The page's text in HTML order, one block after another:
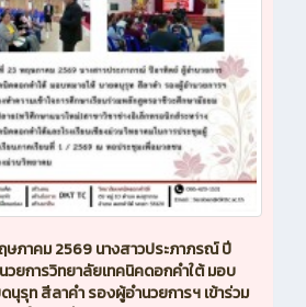
ษภาคม 2569 นางสาวประภาภรณ์ ปี
วยการวิทยาลัยเทคนิคดอกคำใต้ มอบ
นุรุท สีลาคำ รองผู้อำนวยการฯ เข้าร่วม